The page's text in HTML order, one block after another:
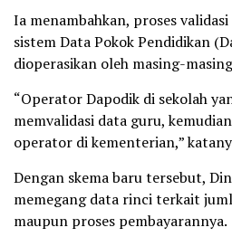
Ia menambahkan, proses
sistem Data Pokok Pendidikan
dioperasikan oleh masing-
“Operator Dapodik di sekolah
memvalidasi data guru,
operator di kementerian,”
Dengan skema baru tersebut,
memegang data rinci terkait
maupun proses pembayarannya.